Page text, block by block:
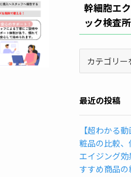
幹細胞エ
ック検査
ク
ソ
ソ
ー
ム
が
最近の投稿
【超わかる
粧品の比較
エイジング
すすめ商品の